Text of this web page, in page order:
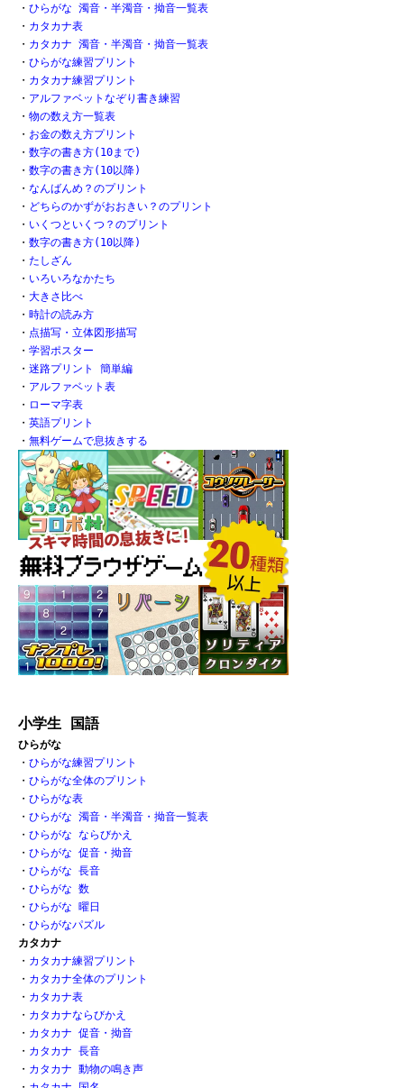
・ ひらがな 濁音・半濁音・拗音一覧表
・ カタカナ表
・ カタカナ 濁音・半濁音・拗音一覧表
・ ひらがな練習プリント
・ カタカナ練習プリント
・ アルファベットなぞり書き練習
・ 物の数え方一覧表
・ お金の数え方プリント
・ 数字の書き方(10まで)
・ 数字の書き方(10以降)
・ なんばんめ？のプリント
・ どちらのかずがおおきい？のプリント
・ いくつといくつ？のプリント
・ 数字の書き方(10以降)
・ たしざん
・ いろいろなかたち
・ 大きさ比べ
・ 時計の読み方
・ 点描写・立体図形描写
・ 学習ポスター
・ 迷路プリント 簡単編
・ アルファベット表
・ ローマ字表
・ 英語プリント
・ 無料ゲームで息抜きする
小学生 国語
ひらがな
・ ひらがな練習プリント
・ ひらがな全体のプリント
・ ひらがな表
・ ひらがな 濁音・半濁音・拗音一覧表
・ ひらがな ならびかえ
・ ひらがな 促音・拗音
・ ひらがな 長音
・ ひらがな 数
・ ひらがな 曜日
・ ひらがなパズル
カタカナ
・ カタカナ練習プリント
・ カタカナ全体のプリント
・ カタカナ表
・ カタカナならびかえ
・ カタカナ 促音・拗音
・ カタカナ 長音
・ カタカナ 動物の鳴き声